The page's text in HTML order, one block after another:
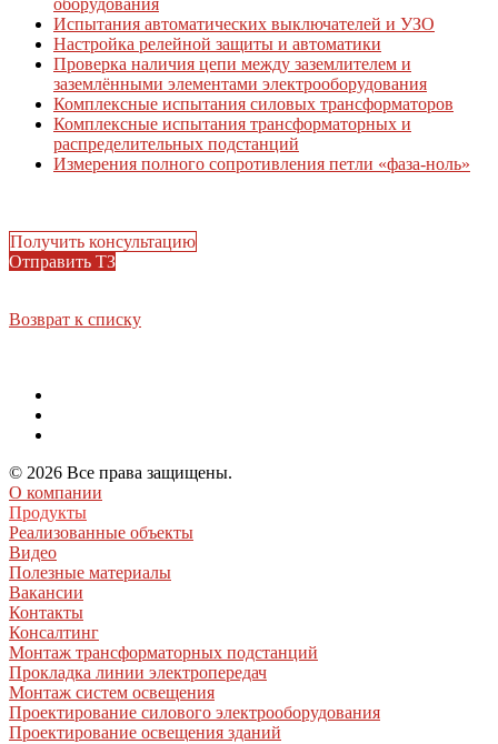
оборудования
Испытания автоматических выключателей и УЗО
Настройка релейной защиты и автоматики
Проверка наличия цепи между заземлителем и
заземлёнными элементами электрооборудования
Комплексные испытания силовых трансформаторов
Комплексные испытания трансформаторных и
распределительных подстанций
Измерения полного сопротивления петли «фаза-ноль»
Получить консультацию
Отправить ТЗ
Возврат к списку
© 2026 Все права защищены.
О компании
Продукты
Реализованные объекты
Видео
Полезные материалы
Вакансии
Контакты
Консалтинг
Монтаж трансформаторных подстанций
Прокладка линии электропередач
Монтаж систем освещения
Проектирование силового электрооборудования
Проектирование освещения зданий